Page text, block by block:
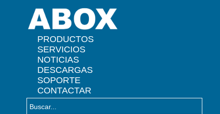
PRODUCTOS
SERVICIOS
NOTICIAS
DESCARGAS
SOPORTE
CONTACTAR